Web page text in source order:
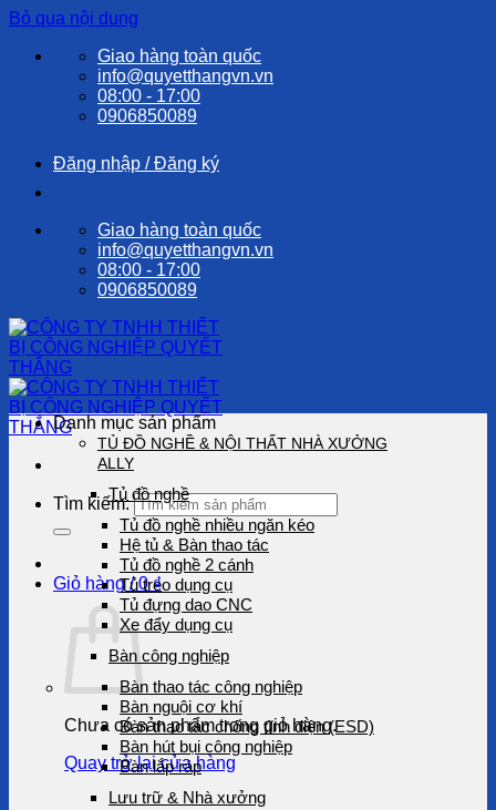
Bỏ qua nội dung
Giao hàng toàn quốc
info@quyetthangvn.vn
08:00 - 17:00
0906850089
Đăng nhập / Đăng ký
Giao hàng toàn quốc
info@quyetthangvn.vn
08:00 - 17:00
0906850089
Tìm kiếm:
Giỏ hàng /0₫
Chưa có sản phẩm trong giỏ hàng.
Quay trở lại cửa hàng
Danh mục sản phẩm
TỦ ĐỒ NGHỀ & NỘI THẤT NHÀ XƯỞNG
ALLY
Tủ đồ nghề
Tủ đồ nghề nhiều ngăn kéo
Hệ tủ & Bàn thao tác
Tủ đồ nghề 2 cánh
Tủ treo dụng cụ
Tủ đựng dao CNC
Xe đẩy dụng cụ
Bàn công nghiệp
Bàn thao tác công nghiệp
Bàn nguội cơ khí
Bàn thao tác chống tĩnh điện (ESD)
Bàn hút bụi công nghiệp
Bàn lắp ráp
Lưu trữ & Nhà xưởng